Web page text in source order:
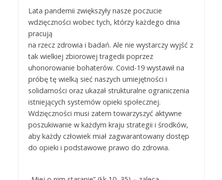
Lata pandemii zwiększyły nasze poczucie
wdzięczności wobec tych, którzy każdego dnia
pracują
na rzecz zdrowia i badań. Ale nie wystarczy wyjść z
tak wielkiej zbiorowej tragedii poprzez
uhonorowanie bohaterów. Covid-19 wystawił na
próbę tę wielką sieć naszych umiejętności i
solidarności oraz ukazał strukturalne ograniczenia
istniejących systemów opieki społecznej.
Wdzięczności musi zatem towarzyszyć aktywne
poszukiwanie w każdym kraju strategii i środków,
aby każdy człowiek miał zagwarantowany dostęp
do opieki i podstawowe prawo do zdrowia.